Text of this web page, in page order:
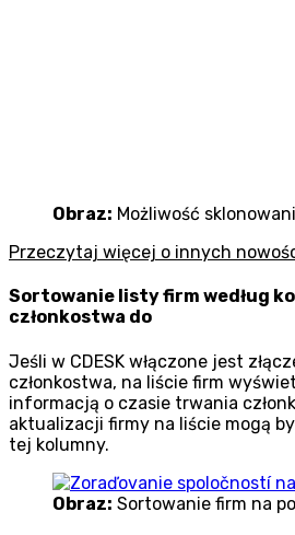
Obraz: Możliwość
Przeczytaj więcej o innych
Sortowanie listy firm według
członkostwa do
Jeśli w CDESK włączone jest
członkostwa, na liście firm
informacją o czasie trwania
aktualizacji firmy na liście mogą
tej kolumny.
Obraz: Sortowanie firm na